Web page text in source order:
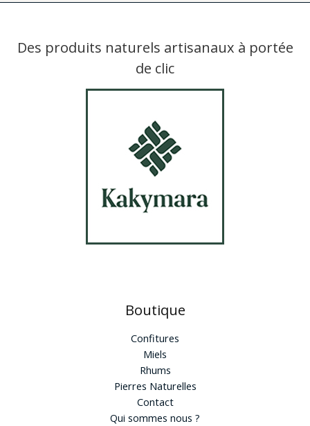
Des produits naturels artisanaux à portée
de clic
Boutique
Confitures
Miels
Rhums
Pierres Naturelles
Contact
Qui sommes nous ?